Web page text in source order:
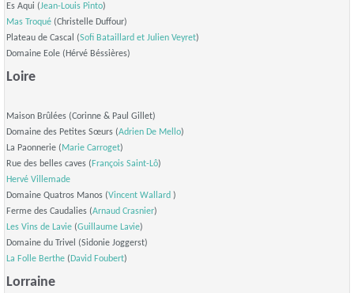
Es Aqui (Jean-Louis Pinto)
Mas Troqué (Christelle Duffour)
Plateau de Cascal (Sofi Bataillard et Julien Veyret)
Domaine Eole (Hérvé Béssières)
Loire
Maison Brûlées (Corinne & Paul Gillet)
Domaine des Petites Sœurs (Adrien De Mello)
La Paonnerie ( Marie Carroget)
Rue des belles caves ( François Saint-Lô)
Hervé Villemade
Domaine Quatros Manos (Vincent Wallard )
Ferme des Caudalies (Arnaud Crasnier)
Les Vins de Lavie (Guillaume Lavie)
Domaine du Trivel (Sidonie Joggerst)
La Folle Berthe ( David Foubert)
Lorraine